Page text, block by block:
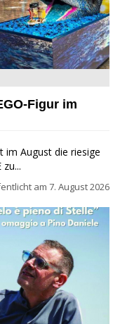
LEGOLAND Water
Figur im
im August die riesige
am 7. August 2026